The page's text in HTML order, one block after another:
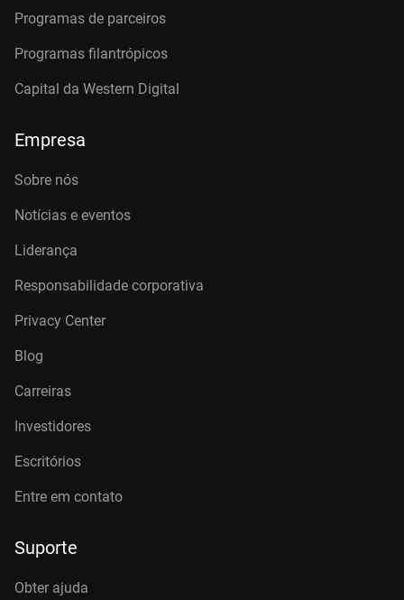
Programas de parceiros
Programas filantrópicos
Capital da Western Digital
Empresa
Sobre nós
Notícias e eventos
Liderança
Responsabilidade corporativa
Privacy Center
Blog
Carreiras
Investidores
Escritórios
Entre em contato
Suporte
Obter ajuda